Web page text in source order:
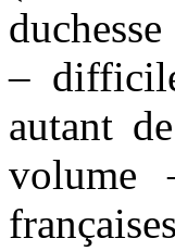
–
autant
volume